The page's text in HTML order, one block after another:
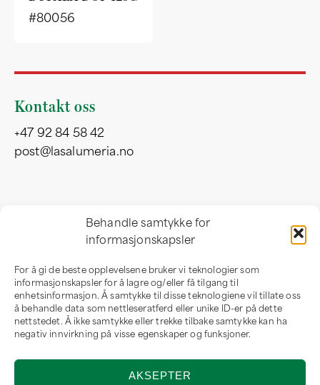
Behandle samtykke for
informasjonskapsler
For å gi de beste opplevelsene bruker vi teknologier som
informasjonskapsler for å lagre og/eller få tilgang til
enhetsinformasjon. Å samtykke til disse teknologiene vil tillate oss
å behandle data som nettleseratferd eller unike ID-er på dette
nettstedet. Å ikke samtykke eller trekke tilbake samtykke kan ha
negativ innvirkning på visse egenskaper og funksjoner.
AKSEPTER
#80056
Kontakt oss
+47 92 84 58 42
post@lasalumeria.no
Professor Birkelandsvei 32 b
1081 Oslo
Norge